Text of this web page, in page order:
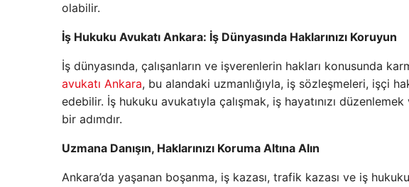
olabilir.
İş Hukuku Avukatı Ankara: İş Dünyasında Haklarınızı Koruyun
İş dünyasında, çalışanların ve işverenlerin hakları konusunda
avukatı Ankara, bu alandaki uzmanlığıyla, iş sözleşmeleri, işçi
edebilir. İş hukuku avukatıyla çalışmak, iş hayatınızı
bir adımdır.
Uzmana Danışın, Haklarınızı Koruma Altına Alın
Ankara’da yaşanan boşanma, iş kazası, trafik kazası ve iş